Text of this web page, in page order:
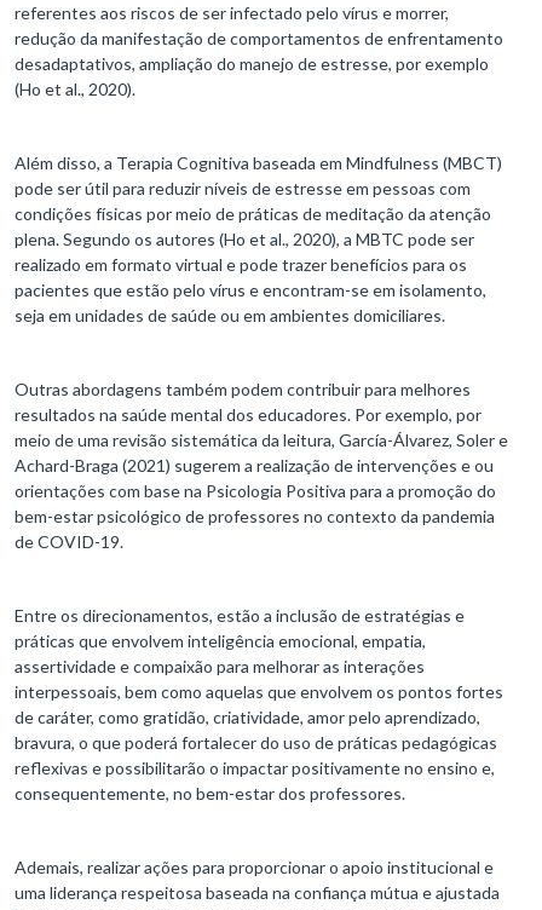
referentes aos riscos de ser infectado pelo vírus e morrer,
redução da manifestação de comportamentos de enfrentamento
desadaptativos, ampliação do manejo de estresse, por exemplo
(Ho et al., 2020).
Além disso, a Terapia Cognitiva baseada em Mindfulness (MBCT)
pode ser útil para reduzir níveis de estresse em pessoas com
condições físicas por meio de práticas de meditação da atenção
plena. Segundo os autores (Ho et al., 2020), a MBTC pode ser
realizado em formato virtual e pode trazer benefícios para os
pacientes que estão pelo vírus e encontram-se em isolamento,
seja em unidades de saúde ou em ambientes domiciliares.
Outras abordagens também podem contribuir para melhores
resultados na saúde mental dos educadores. Por exemplo, por
meio de uma revisão sistemática da leitura, García-Álvarez, Soler e
Achard-Braga (2021) sugerem a realização de intervenções e ou
orientações com base na Psicologia Positiva para a promoção do
bem-estar psicológico de professores no contexto da pandemia
de COVID-19.
Entre os direcionamentos, estão a inclusão de estratégias e
práticas que envolvem inteligência emocional, empatia,
assertividade e compaixão para melhorar as interações
interpessoais, bem como aquelas que envolvem os pontos fortes
de caráter, como gratidão, criatividade, amor pelo aprendizado,
bravura, o que poderá fortalecer do uso de práticas pedagógicas
reflexivas e possibilitarão o impactar positivamente no ensino e,
consequentemente, no bem-estar dos professores.
Ademais, realizar ações para proporcionar o apoio institucional e
uma liderança respeitosa baseada na confiança mútua e ajustada